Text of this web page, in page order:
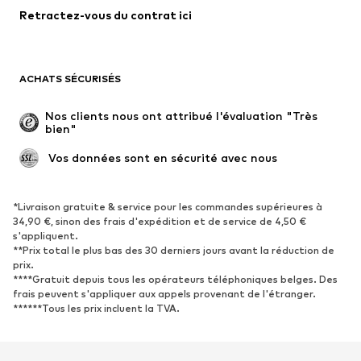
Manteaux
Jupes
Occasions spéciales
Exclusif
Remise à neuf
Nouveautés
Tendance
Baskets
Bottines
Escarpins et talons hauts
Bottes
Sandales
Chaussures basses
Chaussures de sport
Ballerines
Retractez-vous du contrat ici
ACHATS SÉCURISÉS
Nos clients nous ont attribué l'évaluation "Très
bien"
Vos données sont en sécurité avec nous
*Livraison gratuite & service pour les commandes supérieures à
34,90 €, sinon des frais d'expédition et de service de 4,50 €
s'appliquent.
**Prix total le plus bas des 30 derniers jours avant la réduction de
prix.
****Gratuit depuis tous les opérateurs téléphoniques belges. Des
frais peuvent s'appliquer aux appels provenant de l'étranger.
******Tous les prix incluent la TVA.